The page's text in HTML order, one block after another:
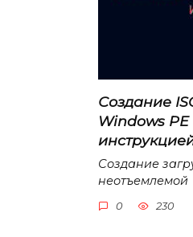
Создание
Windows
Создание
неотъемлемой
0 230